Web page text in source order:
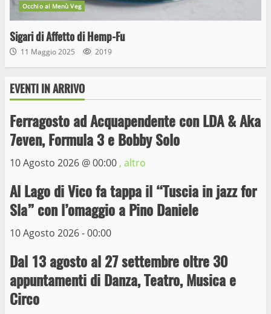
Occhio al Menù Veg
Sigari di Affetto di Hemp-Fu
11 Maggio 2025 2019
EVENTI IN ARRIVO
Ferragosto ad Acquapendente con LDA & Aka
7even, Formula 3 e Bobby Solo
10 Agosto 2026 @00:00 , altro
Al Lago di Vico fa tappa il “Tuscia in jazz for
Sla” con l’omaggio a Pino Daniele
10 Agosto 2026 - 00:00
Dal 13 agosto al 27 settembre oltre 30
appuntamenti di Danza, Teatro, Musica e
Circo
3
9 Maggio 2023
4
La Polizia di Stato arresta il ladro seriale
delle auto in sosta a Viterbo
10 Maggio 2023
Prorogata la mostra dei bozzetti di
Michelangelo Buonarroti ospitata al
Museo dei Portici